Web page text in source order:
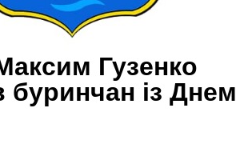
Гузенко
буринчан із Днем